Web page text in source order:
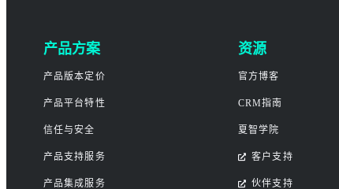
产品方案
产品版本定价
产品平台特性
信任与安全
产品支持服务
产品集成服务
资源
官方博客
CRM指南
夏智学院
客户支持
伙伴支持